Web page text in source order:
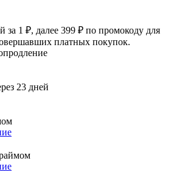
за 1 ₽, далее 399 ₽ по промокоду для
платных покупок.
23 дней